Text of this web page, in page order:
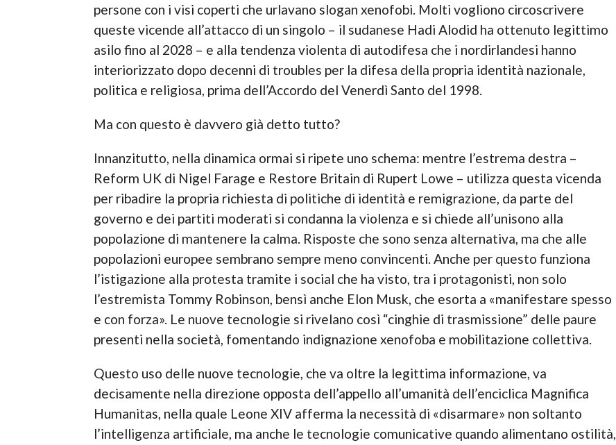
persone con i visi coperti che urlavano slogan xenofobi. Molti vogliono circoscrivere
queste vicende all’attacco di un singolo – il sudanese Hadi Alodid ha ottenuto legittimo
asilo fino al 2028 – e alla tendenza violenta di autodifesa che i nordirlandesi hanno
interiorizzato dopo decenni di troubles per la difesa della propria identità nazionale,
politica e religiosa, prima dell’Accordo del Venerdì Santo del 1998.
Ma con questo è davvero già detto tutto?
Innanzitutto, nella dinamica ormai si ripete uno schema: mentre l’estrema destra –
Reform UK di Nigel Farage e Restore Britain di Rupert Lowe – utilizza questa vicenda
per ribadire la propria richiesta di politiche di identità e remigrazione, da parte del
governo e dei partiti moderati si condanna la violenza e si chiede all’unisono alla
popolazione di mantenere la calma. Risposte che sono senza alternativa, ma che alle
popolazioni europee sembrano sempre meno convincenti. Anche per questo funziona
l’istigazione alla protesta tramite i social che ha visto, tra i protagonisti, non solo
l’estremista Tommy Robinson, bensì anche Elon Musk, che esorta a «manifestare spesso
e con forza». Le nuove tecnologie si rivelano così “cinghie di trasmissione” delle paure
presenti nella società, fomentando indignazione xenofoba e mobilitazione collettiva.
Questo uso delle nuove tecnologie, che va oltre la legittima informazione, va
decisamente nella direzione opposta dell’appello all’umanità dell’enciclica Magnifica
Humanitas, nella quale Leone XIV afferma la necessità di «disarmare» non soltanto
l’intelligenza artificiale, ma anche le tecnologie comunicative quando alimentano ostilità,